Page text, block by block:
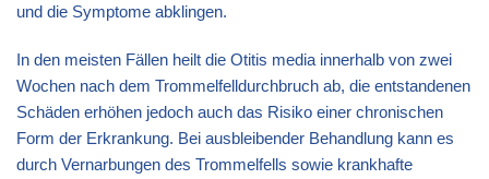
und die Symptome abklingen.
In den meisten Fällen heilt die Otitis media innerhalb von zwei
Wochen nach dem Trommelfelldurchbruch ab, die entstandenen
Schäden erhöhen jedoch auch das Risiko einer chronischen
Form der Erkrankung. Bei ausbleibender Behandlung kann es
durch Vernarbungen des Trommelfells sowie krankhafte